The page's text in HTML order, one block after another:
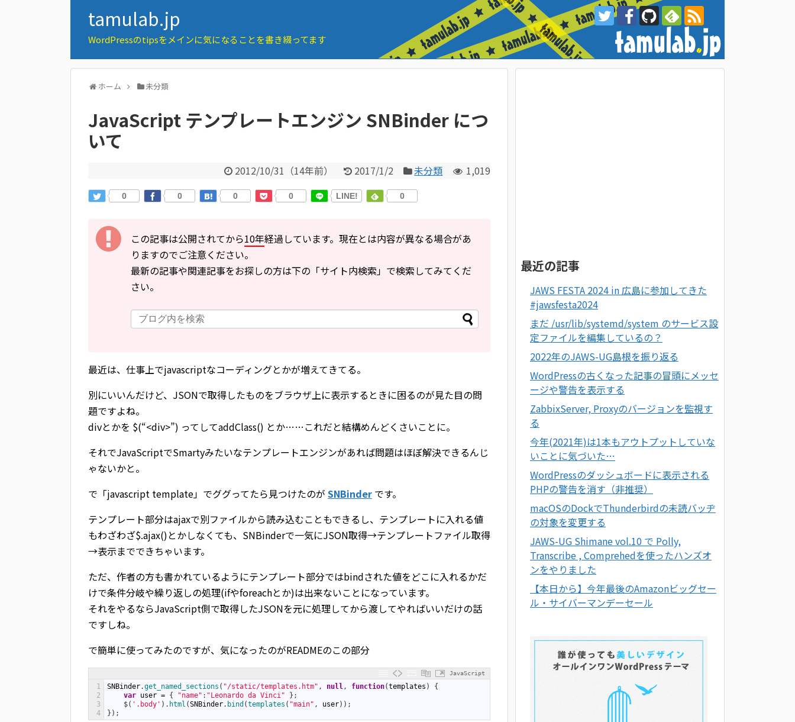
tamulab.jp
WordPressのtipsをメインに気になることを書き綴ってます
ホーム 未分類
JavaScript テンプレートエンジン SNBinder につ
いて
2012/10/31 （14年前） 2017/1/2 未分類 1,019
0 0 0 0 LINE! 0
この記事は公開されてから10年経過しています。現在とは内容が異なる場合があ
りますのでご注意ください。
最新の記事や関連記事をお探しの方は下の「サイト内検索」で検索してみてくだ
さい。
最近は、仕事上でjavascriptなコーディングとかが増えてきてる。
別にいいんだけど、JSONで取得したものをブラウザ上に表示するときに困るのが見た目の問
題ですよね。
divとかを $(“<div>”) ってしてaddClass() とか……これだと結構めんどくさいことに。
それでJavaScriptでSmartyみたいなテンプレートエンジンがあれば問題はほぼ解決できるんじ
ゃないかと。
で「javascript template」でググってたら見つけたのが SNBinder です。
テンプレート部分はajaxで別ファイルから読み込むこともできるし、テンプレートに入れる値
もわざわざ$.ajax()とかしなくても、SNBinderで一気にJSON取得→テンプレートファイル取得
→表示までできちゃいます。
ただ、作者の方も書かれているようにテンプレート部分ではbindされた値をどこに入れるかだ
けで条件分岐や繰り返しの処理(ifやforeachとか)は出来ないことになっています。
それをやるならJavaScript側で取得したJSONを元に処理してから渡してやればいいだけの話
ですしね。
で簡単に使ってみたのですが、気になったのがREADMEのこの部分
JavaScript
1
2
3
4
SNBinder.get_named_sections ( "/static/templates.htm" , null, function(templates )
{
var user = { "name" : "Leonardo da Vinci" } ;
$( '.body' ) . html (SNBinder. bind (templates ( "main" , user) ) ;
} ) ;
最近の記事
JAWS FESTA 2024 in 広島に参加してきた
#jawsfesta2024
まだ /usr/lib/systemd/system のサービス設
定ファイルを編集しているの？
2022年のJAWS-UG島根を振り返る
WordPressの古くなった記事の冒頭にメッセ
ージや警告を表示する
ZabbixServer, Proxyのバージョンを監視す
る
今年(2021年)は1本もアウトプットしていな
いことに気づいた…
WordPressのダッシュボードに表示される
PHPの警告を消す（非推奨）
macOSのDockでThunderbirdの未読バッヂ
の対象を変更する
JAWS-UG Shimane vol.10 で Polly,
Transcribe , Comprehedを使ったハンズオ
ンをやりました
【本日から】今年最後のAmazonビッグセー
ル・サイバーマンデーセール